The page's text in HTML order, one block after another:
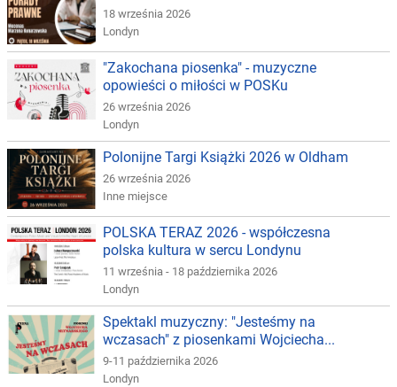
18 września 2026
Londyn
"Zakochana piosenka" - muzyczne
opowieści o miłości w POSKu
26 września 2026
Londyn
Polonijne Targi Książki 2026 w Oldham
26 września 2026
Inne miejsce
POLSKA TERAZ 2026 - współczesna
polska kultura w sercu Londynu
11 września - 18 października 2026
Londyn
Spektakl muzyczny: "Jesteśmy na
wczasach" z piosenkami Wojciecha...
9-11 października 2026
Londyn